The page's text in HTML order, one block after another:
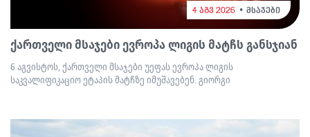
4 აგვ 2026 მსაჯები
ქართველი მსაჯები ევროპა ლიგის მატჩს განსჯიან
6 აგვისტოს, ქართველი მსაჯები უეფას ევროპა ლიგის
საკვალიფიკაციო ეტაპის მატჩზე იმუშავებენ. გიორგი